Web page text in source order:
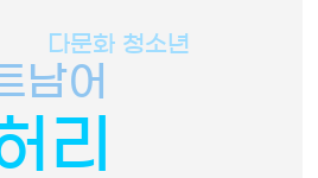
리
남어
다문화 청소년